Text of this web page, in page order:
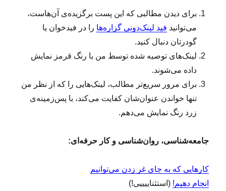
برای دیدن مطالبی که این پست برگزیده‌ی آن‌هاست،
می‌توانید فید لینک‌دونی گزاره‌ها را در فیدخوان یا
گودرتان دنبال کنید.
لینک‌های توصیه شده توسط من با رنگ قرمز نمایش
داده می‌شوند.
برای مرور سریع‌تر مطالب، لینک‌هایی را که از نظر من
تنها خواندن عنوان‌شان کفایت می‌کند، با پس‌زمینه‌ی
زرد رنگ نمایش می‌دهم.
جامعه‌شناسی، روان‌شناسی و کار حرفه‌ای:
کارهایی که به جای غر زدن می‌توانیم
انجام دهیم! (استثناییییی!)